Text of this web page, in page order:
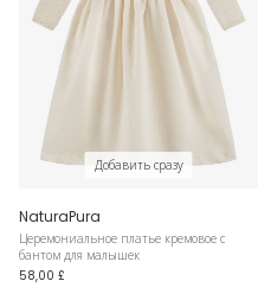
Добавить сразу
NaturaPura
Церемониальное платье кремовое с
бантом для малышек
58,00 £